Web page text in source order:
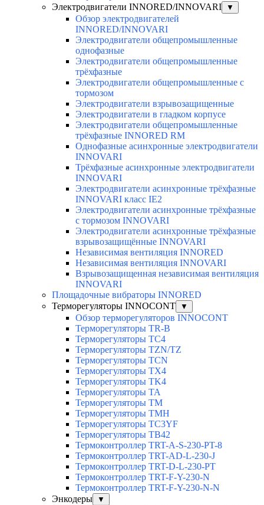
Электродвигатели INNORED/INNOVARI
▼
Обзор электродвигателей
INNORED/INNOVARI
Электродвигатели общепромышленные
однофазные
Электродвигатели общепромышленные
трёхфазные
Электродвигатели общепромышленные с
тормозом
Электродвигатели взрывозащищенные
Электродвигатели в гладком корпусе
Электродвигатели общепромышленные
трёхфазные INNORED RM
Однофазные асинхронные электродвигатели
INNOVARI
Трёхфазные асинхронные электродвигатели
INNOVARI
Электродвигатели асинхронные трёхфазные
INNOVARI класс IE2
Электродвигатели асинхронные трёхфазные
с тормозом INNOVARI
Электродвигатели асинхронные трёхфазные
взрывозащищённые INNOVARI
Независимая вентиляция INNORED
Независимая вентиляция INNOVARI
Взрывозащищенная независимая вентиляция
INNOVARI
Площадочные вибраторы INNORED
Терморегуляторы INNOCONT
▼
Обзор терморегуляторов INNOCONT
Терморегуляторы TR-B
Терморегуляторы TC4
Терморегуляторы TZN/TZ
Терморегуляторы TCN
Терморегуляторы TX4
Терморегуляторы TK4
Терморегуляторы TA
Терморегуляторы TM
Терморегуляторы TMH
Терморегуляторы TC3YF
Терморегуляторы TB42
Термоконтроллер TRT-A-S-230-PT-8
Термоконтроллер TRT-AD-L-230-J
Термоконтроллер TRT-D-L-230-PT
Термоконтроллер TRT-F-Y-230-N
Термоконтроллер TRT-F-Y-230-N-N
Энкодеры
▼